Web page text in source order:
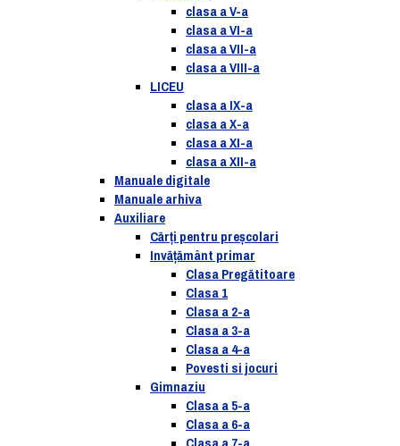
clasa a V-a
clasa a VI-a
clasa a VII-a
clasa a VIII-a
LICEU
clasa a IX-a
clasa a X-a
clasa a XI-a
clasa a XII-a
Manuale digitale
Manuale arhiva
Auxiliare
Cărţi pentru preşcolari
Invățământ primar
Clasa Pregătitoare
Clasa 1
Clasa a 2-a
Clasa a 3-a
Clasa a 4-a
Povesti si jocuri
Gimnaziu
Clasa a 5-a
Clasa a 6-a